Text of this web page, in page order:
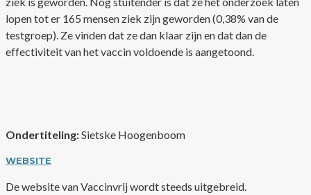
lopen tot er 165 mensen ziek zijn geworden (0,38% van de
testgroep). Ze vinden dat ze dan klaar zijn en dat dan de
effectiviteit van het vaccin voldoende is aangetoond.
Ondertiteling:Sietske Hoogenboom
WEBSITE
De website van Vaccinvrij wordt steeds uitgebreid.